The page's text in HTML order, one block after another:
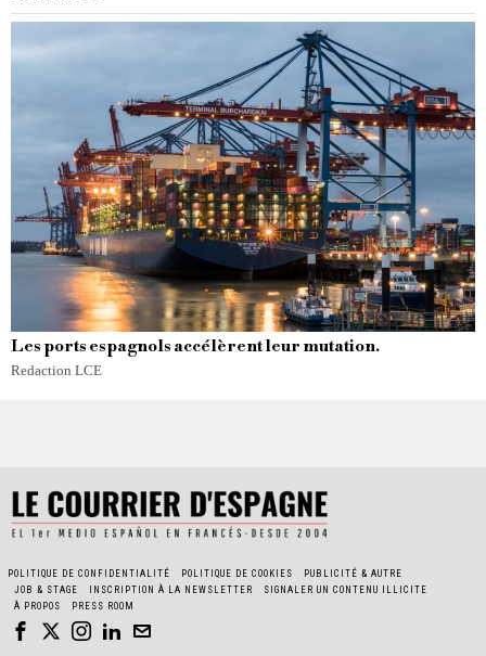
Les ports espagnols accélèrent leur mutation.
Redaction LCE
POLITIQUE DE CONFIDENTIALITÉ POLITIQUE DE COOKIES
PUBLICITÉ & AUTRE
JOB & STAGE
INSCRIPTION À LA NEWSLETTER
SIGNALER UN CONTENU ILLICITE
À PROPOS
PRESS ROOM